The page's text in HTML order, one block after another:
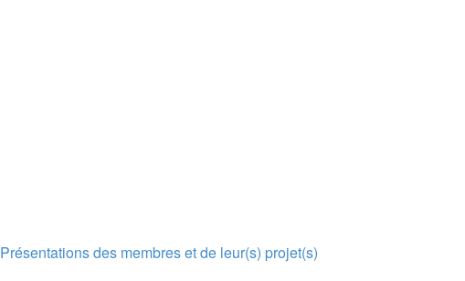
Présentations des membres et de leur(s) projet(s)